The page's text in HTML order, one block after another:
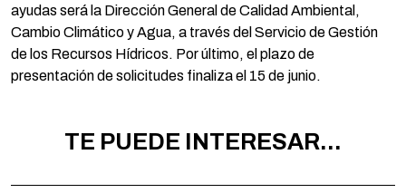
ayudas será la Dirección General de Calidad Ambiental,
Cambio Climático y Agua, a través del Servicio de Gestión
de los Recursos Hídricos. Por último, el plazo de
presentación de solicitudes finaliza el 15 de junio.
TE PUEDE INTERESAR...